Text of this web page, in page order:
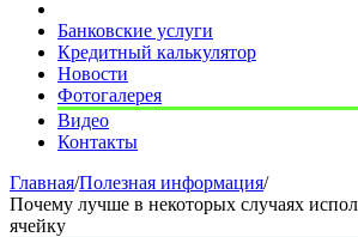
Банковские услуги
Кредитный калькулятор
Новости
Фотогалерея
Видео
Контакты
Главная/Полезная информация/
Почему лучше в некоторых случаях
ячейку